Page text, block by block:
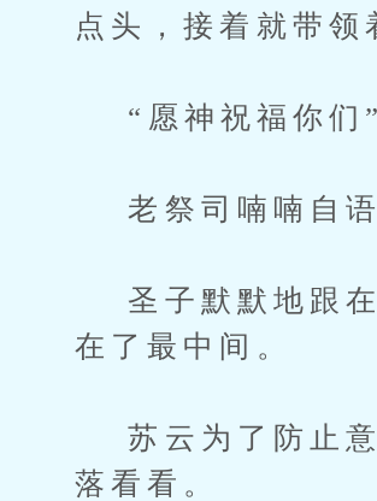
点头，接着就带领
“愿神祝福你们”
老祭司喃喃自语
圣子默默地跟在
在了最中间。
苏云为了防止意
落看看。